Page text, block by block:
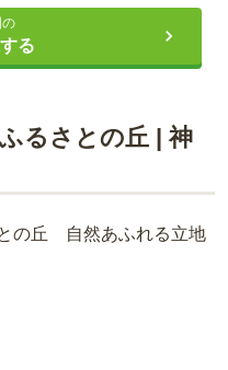
る民間の霊園です。厚木
スが便利な立地で、大型駐
ら近くの停留所に停まるバ
大山が園内から見ることが
にはバス停があるものの本
。駐車場がある霊園のため
東名高速の厚木インター
く、空いているので自家
の
る
るさとの丘 |神